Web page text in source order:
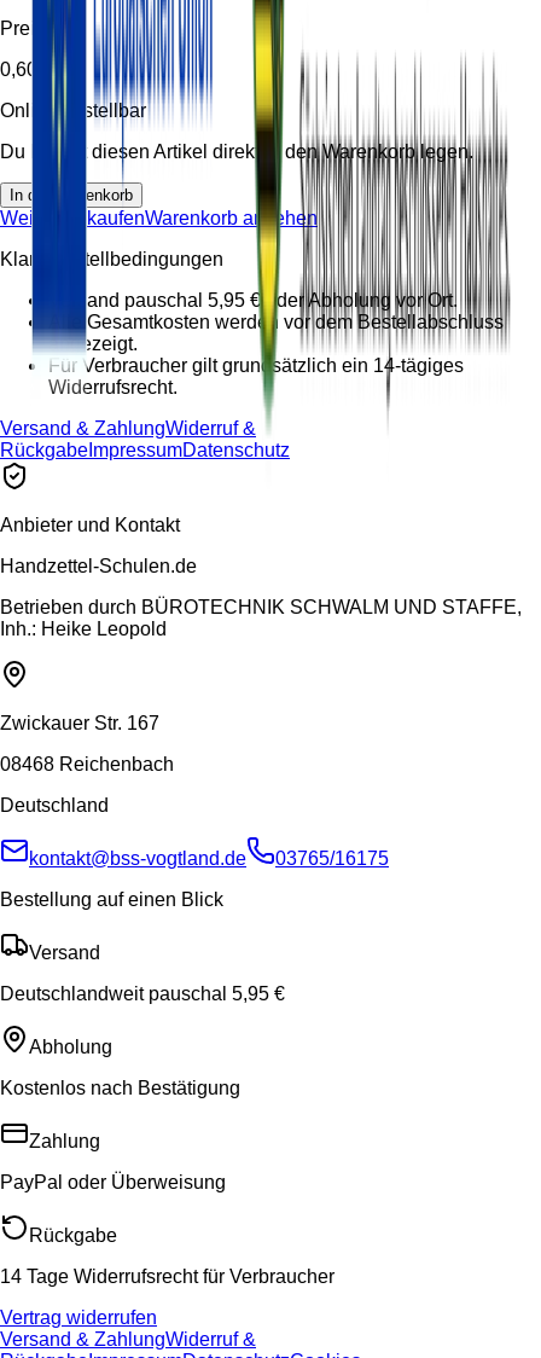
Preis
0,60 €
Online bestellbar
Du kannst diesen Artikel direkt in den Warenkorb legen.
In den Warenkorb
Weiter einkaufenWarenkorb ansehen
Klare Bestellbedingungen
Versand pauschal 5,95 € oder Abholung vor Ort.
Alle Gesamtkosten werden vor dem Bestellabschluss
angezeigt.
Für Verbraucher gilt grundsätzlich ein 14-tägiges
Widerrufsrecht.
Versand & ZahlungWiderruf &
Rückgabe ImpressumDatenschutz
Anbieter und Kontakt
Handzettel-Schulen.de
Betrieben durch BÜROTECHNIK SCHWALM UND STAFFE,
Inh.: Heike Leopold
Zwickauer Str. 167
08468 Reichenbach
Deutschland
kontakt@bss-vogtland.de
03765/16175
Bestellung auf einen Blick
Versand
Deutschlandweit pauschal 5,95 €
Abholung
Kostenlos nach Bestätigung
Zahlung
PayPal oder Überweisung
Rückgabe
14 Tage Widerrufsrecht für Verbraucher
Vertrag widerrufen
Versand & ZahlungWiderruf &